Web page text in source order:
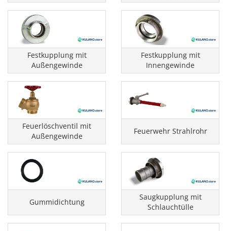
Festkupplung mit
Außengewinde
Festkupplung mit
Innengewinde
Feuerlöschventil mit
Außengewinde
Feuerwehr Strahlrohr
Gummidichtung
Saugkupplung mit
Schlauchtülle